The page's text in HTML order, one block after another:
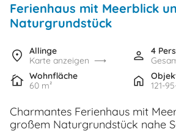
Ferienhaus mit Meerblick
Naturgrundstück
Allinge
Karte anzeigen
4
Wohnfläche
60 m²
121-
Charmantes Ferienhaus mit
großem Naturgrundstück nahe